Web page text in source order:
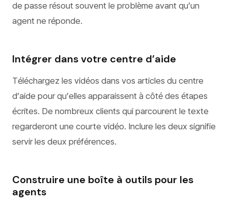
de passe résout souvent le problème avant qu’un
agent ne réponde.
Intégrer dans votre centre d’aide
Téléchargez les vidéos dans vos articles du centre
d’aide pour qu’elles apparaissent à côté des étapes
écrites. De nombreux clients qui parcourent le texte
regarderont une courte vidéo. Inclure les deux signifie
servir les deux préférences.
Construire une boîte à outils pour les
agents